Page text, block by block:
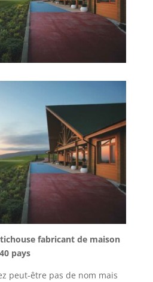
fabricant de maison
pays
peut-être pas de nom mais